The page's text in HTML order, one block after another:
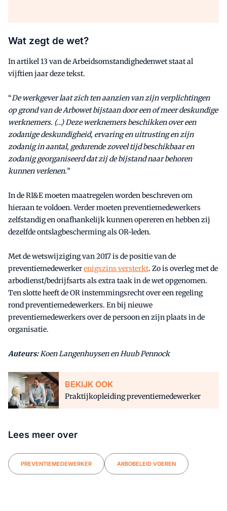
Wat zegt de wet?
In artikel 13 van de Arbeidsomstandighedenwet staat al
vijftien jaar deze tekst.
“De werkgever laat zich ten aanzien van zijn verplichtingen
op grond van de Arbowet bijstaan door een of meer deskundige
werknemers. (…) Deze werknemers beschikken over een
zodanige deskundigheid, ervaring en uitrusting en zijn
zodanig in aantal, gedurende zoveel tijd beschikbaar en
zodanig georganiseerd dat zij de bijstand naar behoren
kunnen verlenen.”
In de RI&E moeten maatregelen worden beschreven om
hieraan te voldoen. Verder moeten preventiemedewerkers
zelfstandig en onafhankelijk kunnen opereren en hebben zij
dezelfde ontslagbescherming als OR-leden.
Met de wetswijziging van 2017 is de positie van de
preventiemedewerkerenigszins versterkt. Zo is overleg met de
arbodienst/bedrijfsarts als extra taak in de wet opgenomen.
Ten slotte heeft de OR instemmingsrecht over een regeling
rond preventiemedewerkers. En bij nieuwe
preventiemedewerkers over de persoon en zijn plaats in de
organisatie.
Auteurs:Koen Langenhuysen en Huub Pennock
BEKIJK OOK
Praktijkopleiding preventiemedewerker
Lees meer over
PREVENTIEMEDEWERKER ARBOBELEID VOEREN